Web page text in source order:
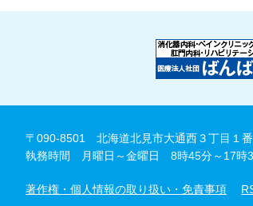
〒090-8501 北海道北見市大通西３丁目１番
執務時間 月曜日～金曜日 8時45分～17時
著作権・個人情報の取り扱い・免責事項